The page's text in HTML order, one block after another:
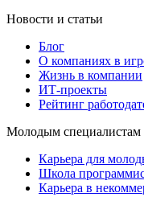
Новости и статьи
Блог
О компаниях в
Жизнь в компании
ИТ-проекты
Рейтинг
Молодым специалистам
Карьера для
Школа
Карьера в